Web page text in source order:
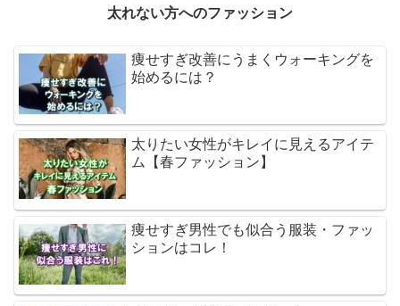
太れない方へのファッション
痩せすぎ改善にうまくウォーキングを
始めるには？
太りたい女性がキレイに見えるアイテ
ム【春ファッション】
痩せすぎ男性でも似合う服装・ファッ
ションはコレ！